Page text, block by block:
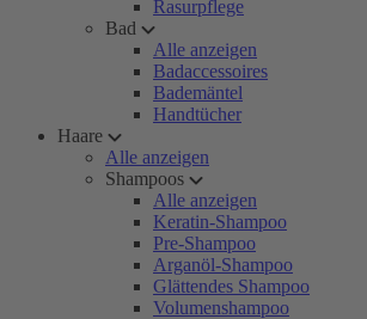
Rasurpflege
Bad
Alle anzeigen
Badaccessoires
Bademäntel
Handtücher
Haare
Alle anzeigen
Shampoos
Alle anzeigen
Keratin-Shampoo
Pre-Shampoo
Arganöl-Shampoo
Glättendes Shampoo
Volumenshampoo